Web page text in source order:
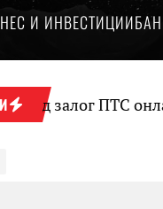
И ИНВЕСТИЦИИ
залог ПТС